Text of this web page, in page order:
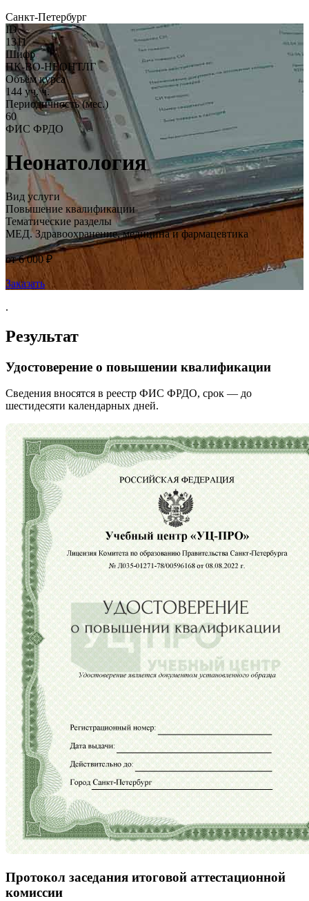
Санкт-Петербург
ID
1311
Шифр
ПК-ВО-НЕОНТЛГ
Объём курса
144 уч. ч.
Периодичность (мес.)
60
ФИС ФРДО
Неонатология
Вид услуги
Повышение квалификации
Тематические разделы
МЕД. Здравоохранение, медицина и фармацевтика
от 6 000 ₽
Заказать
.
Результат
Удостоверение о повышении квалификации
Сведения вносятся в реестр ФИС ФРДО, срок — до
шестидесяти календарных дней.
Протокол заседания итоговой аттестационной
комиссии